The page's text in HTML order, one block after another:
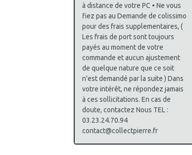
à distance de votre PC • Ne vous
fiez pas au Demande de colissimo
pour des frais supplementaires, (
Les frais de port sont toujours
payés au moment de votre
commande et aucun ajustement
de quelque nature que ce soit
n'est demandé par la suite ) Dans
votre intérêt, ne répondez jamais
à ces sollicitations. En cas de
doute, contactez Nous TEL :
03.23.24.70.94
contact@collectpierre.fr